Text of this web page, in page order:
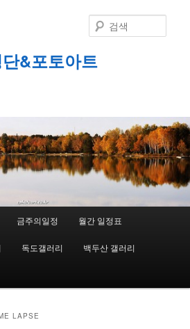
&포토아트
색
금주의일정 월간 일정표
독도갤러리 백두산 갤러리
LAPSE